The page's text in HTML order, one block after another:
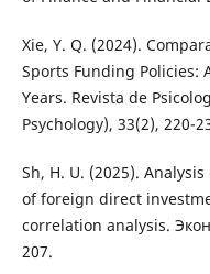
Xie, Y. Q. (2024).
Sports Funding Policies:
Years. Revista de
Psychology), 33(2), 220-
Sh, H. U. (2025).
of foreign direct
correlation analysis.
207.